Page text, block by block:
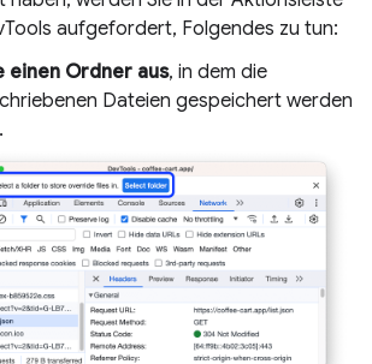
aufgefordert, Folgendes zu tun:
einen Ordner aus, in dem die
Dateien gespeichert werden